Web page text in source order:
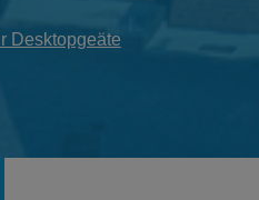
Desktopgeäte